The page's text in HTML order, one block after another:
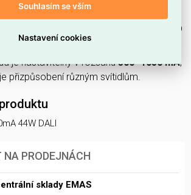
, vhodné pro trvalou instalaci.
pro stabilní napájení LED
je nastavitelný v rozsahu300–1050 mA,
přizpůsobení různým svítidlům.
44W DALI
NA PRODEJNÁCH
sklady EMAS
Souhlasím se vším
Nastavení cookies